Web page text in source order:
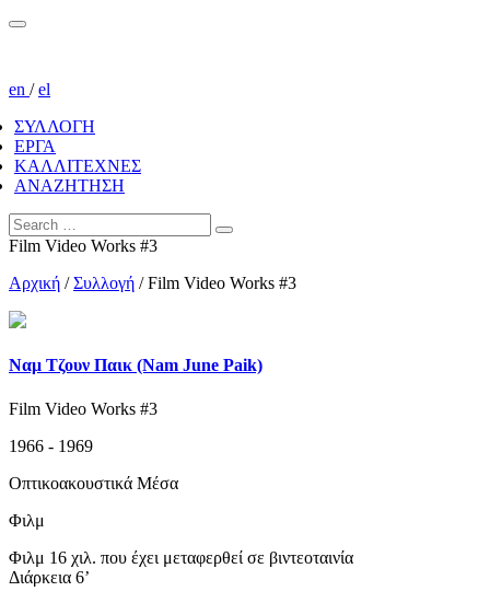
en /el
ΣΥΛΛΟΓΗ
ΕΡΓΑ
ΚΑΛΛΙΤΕΧΝΕΣ
ΑΝΑΖΗΤΗΣΗ
Film Video Works #3
Αρχική /Συλλογή /Film Video Works #3
Ναμ Τζουν Παικ (Nam June Paik)
Film Video Works #3
1966 - 1969
Οπτικοακουστικά Μέσα
Φιλμ
Φιλμ 16 χιλ. που έχει μεταφερθεί σε βιντεοταινία
Διάρκεια 6’